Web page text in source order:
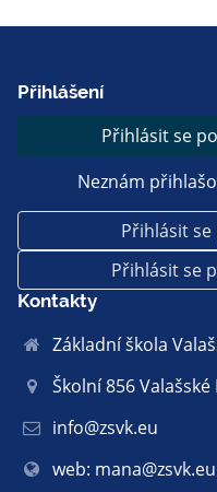
Přihlášení
Přihlásit se
Neznám
Přihlásit
Přihlásit se
Kontakty
Základní škola
Školní 856
info@zsvk.eu
web: mana@zsvk.eu